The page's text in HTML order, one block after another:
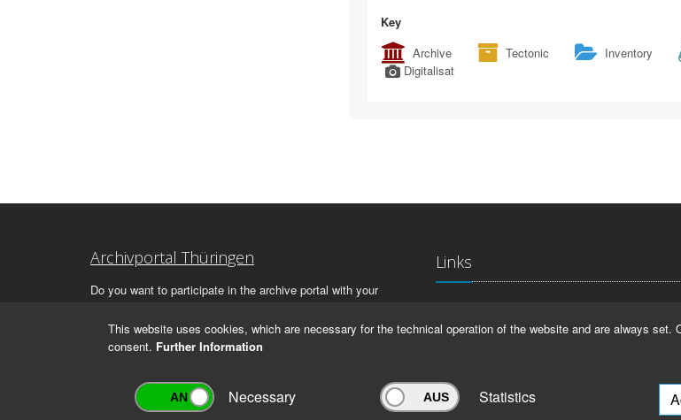
Key
Archive
Tectonic Inventory
Digitalisat
Archivportal Thüringen
Do you want to participate in the archive portal with your
Links
This website uses cookies, which are necessary for the technical operation of the website and are always
consent. Further Information
Necessary Statistics